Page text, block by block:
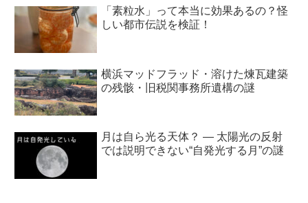
「素粒水」って本当に効果あるの？怪
しい都市伝説を検証！
横浜マッドフラッド・溶けた煉瓦建築
の残骸・旧税関事務所遺構の謎
月は自ら光る天体？ ― 太陽光の反射
では説明できない“自発光する月”の謎